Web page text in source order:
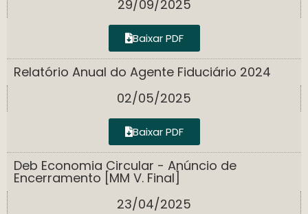
29/09/2025
Baixar PDF
Relatório Anual do Agente Fiduciário 2024
02/05/2025
Baixar PDF
Deb Economia Circular - Anúncio de
Encerramento [MM V. Final]
23/04/2025